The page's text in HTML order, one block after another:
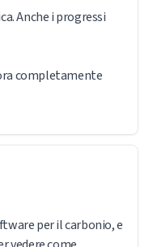
Anche i progressi
completamente
per il carbonio, e